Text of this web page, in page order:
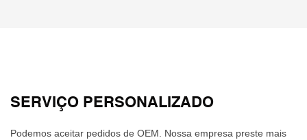
SERVIÇO PERSONALIZADO
Podemos aceitar pedidos de OEM. Nossa empresa preste mais